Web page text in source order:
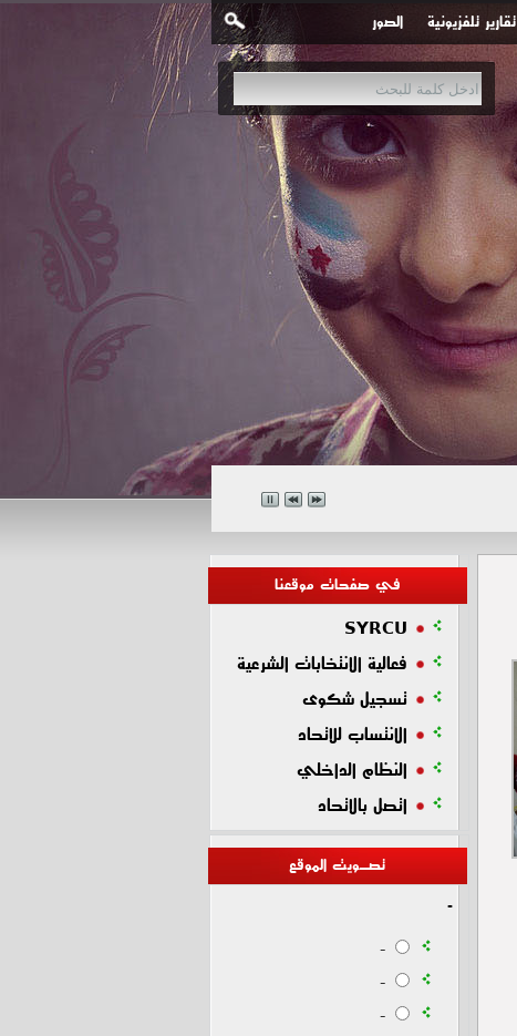
تقارير تلفزيونية الصور
في صفحات موقعنا
SYRCU
فعالية الانتخابات الشرعية
تسجيل شكوى
الانتساب للاتحاد
النظام الداخلي
اتصل بالاتحاد
تصـويت الموقع
-
-
-
-